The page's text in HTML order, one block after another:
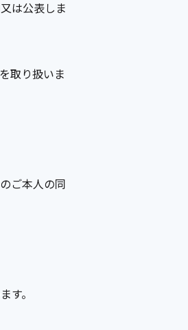
は公表しま
取り扱いま
ご本人の同
す。